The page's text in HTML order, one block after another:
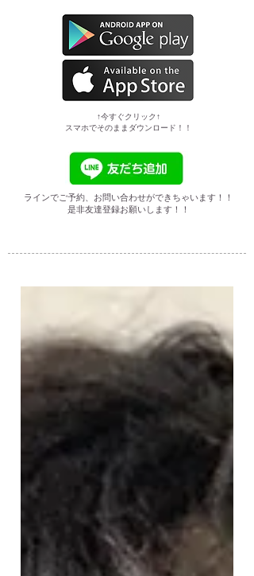
​↑今すぐクリック↑
スマホでそのままダウンロード！！
ラインでご予約、お問い合わせができちゃいます！！
是非友達登録お願いします！！